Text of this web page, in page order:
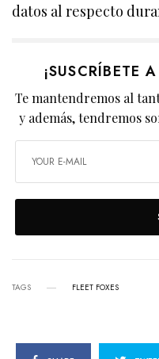
datos al respecto
¡SUSCRÍBETE
Te mantendremos al
y además, tendremos
TAGS FLEET FOXES